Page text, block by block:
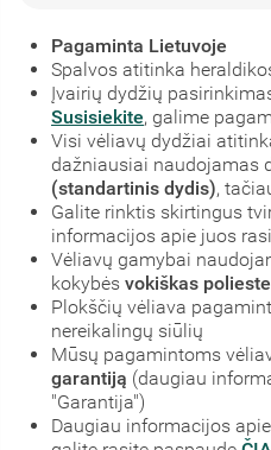
Pagaminta Lietuvoje
Spalvos atitinka
Įvairių dydžių
Susisiekite, galime
Visi vėliavų dydžiai
dažniausiai naudojamas
(standartinis dydis),
Galite rinktis skirtingus
informacijos apie juos
Vėliavų gamybai
kokybės vokiškas
Plokščių vėliava
nereikalingų siūlių
Mūsų pagamintoms
garantiją (daugiau
"Garantija")
Daugiau informacijos